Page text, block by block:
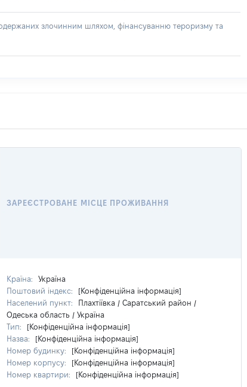
одержаних злочинним шляхом, фінансуванню тероризму та
ЗАРЕЄСТРОВАНЕ МІСЦЕ ПРОЖИВАННЯ
Країна:
Україна
Поштовий індекс:
[Конфіденційна інформація]
Населений пункт:
Плахтіївка / Саратський район /
Одеська область / Україна
Тип:
[Конфіденційна інформація]
Назва:
[Конфіденційна інформація]
Номер будинку:
[Конфіденційна інформація]
Номер корпусу:
[Конфіденційна інформація]
Номер квартири:
[Конфіденційна інформація]